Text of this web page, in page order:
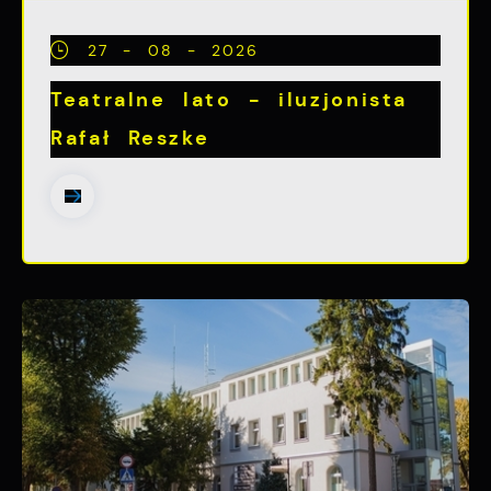
27 - 08 - 2026
Teatralne lato - iluzjonista
Rafał Reszke
witryny internetowej. Treści promocyjne
mogą pojawić się na stronach podmiotów
trzecich lub firm będących naszymi
Firmy te działają w charakterze